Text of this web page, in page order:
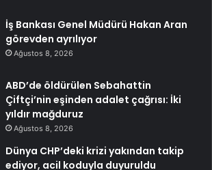
İş Bankası Genel Müdürü Hakan Aran
görevden ayrılıyor
Ağustos 8, 2026
ABD’de öldürülen Sebahattin
Çiftçi’nin eşinden adalet çağrısı: İki
yıldır mağduruz
Ağustos 8, 2026
Dünya CHP’deki krizi yakından takip
ediyor, acil koduyla duyuruldu